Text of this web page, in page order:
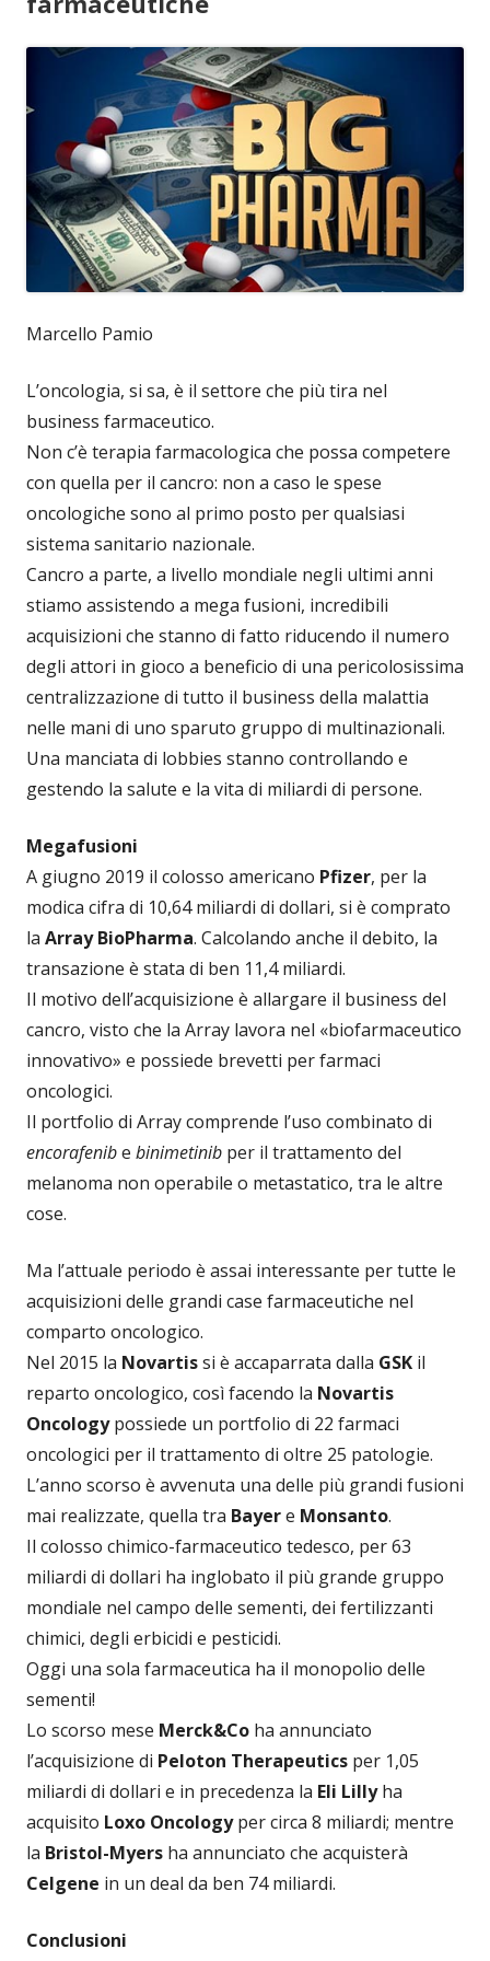
Marcello Pamio
L’oncologia, si sa, è il settore che più tira nel
business farmaceutico.
Non c’è terapia farmacologica che possa competere
con quella per il cancro: non a caso le spese
oncologiche sono al primo posto per qualsiasi
sistema sanitario nazionale.
Cancro a parte, a livello mondiale negli ultimi anni
stiamo assistendo a mega fusioni, incredibili
acquisizioni che stanno di fatto riducendo il numero
degli attori in gioco a beneficio di una pericolosissima
centralizzazione di tutto il business della malattia
nelle mani di uno sparuto gruppo di multinazionali.
Una manciata di lobbies stanno controllando e
gestendo la salute e la vita di miliardi di persone.
Megafusioni
A giugno 2019 il colosso americano Pfizer, per la
modica cifra di 10,64 miliardi di dollari, si è comprato
la Array BioPharma. Calcolando anche il debito, la
transazione è stata di ben 11,4 miliardi.
Il motivo dell’acquisizione è allargare il business del
cancro, visto che la Array lavora nel «biofarmaceutico
innovativo» e possiede brevetti per farmaci
oncologici.
Il portfolio di Array comprende l’uso combinato di
encorafenibe binimetinib per il trattamento del
melanoma non operabile o metastatico, tra le altre
cose.
Ma l’attuale periodo è assai interessante per tutte le
acquisizioni delle grandi case farmaceutiche nel
comparto oncologico.
Nel 2015 la Novartissi è accaparrata dalla GSK il
reparto oncologico, così facendo la Novartis
Oncologypossiede un portfolio di 22 farmaci
oncologici per il trattamento di oltre 25 patologie.
L’anno scorso è avvenuta una delle più grandi fusioni
mai realizzate, quella tra Bayere Monsanto.
Il colosso chimico-farmaceutico tedesco, per 63
miliardi di dollari ha inglobato il più grande gruppo
mondiale nel campo delle sementi, dei fertilizzanti
chimici, degli erbicidi e pesticidi.
Oggi una sola farmaceutica ha il monopolio delle
sementi!
Lo scorso mese Merck&Co ha annunciato
l’acquisizione di Peloton Therapeutics per 1,05
miliardi di dollari e in precedenza la Eli Lillyha
acquisito Loxo Oncologyper circa 8 miliardi; mentre
la Bristol-Myers ha annunciato che acquisterà
Celgene in un deal da ben 74 miliardi.
Conclusioni